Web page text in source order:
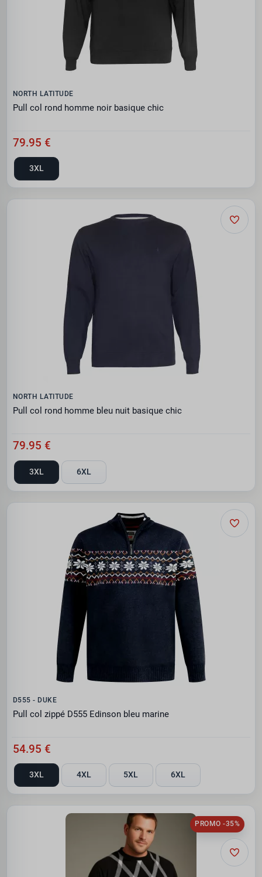
NORTH LATITUDE
Pull col rond homme noir basique chic
79.95 €
3XL
NORTH LATITUDE
Pull col rond homme bleu nuit basique chic
79.95 €
3XL 6XL
D555 - DUKE
Pull col zippé D555 Edinson bleu marine
54.95 €
3XL 4XL 5XL 6XL
PROMO -35%